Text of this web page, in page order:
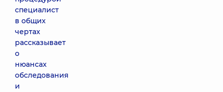
специалист
в общих
чертах
рассказывает
о
нюансах
обследования
и